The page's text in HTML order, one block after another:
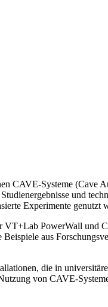
CAVE-Systeme
und
Experimente genutzt
VT+Lab PowerWall
aus
die in
von CAVE-